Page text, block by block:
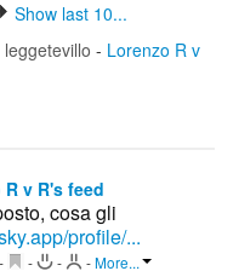
Show last 10...
- Lorenzo R v
v R's feed
cosa gli
profile/...
- - - -More...